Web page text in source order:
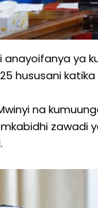
anayoifanya ya
hususani
na
zawadi